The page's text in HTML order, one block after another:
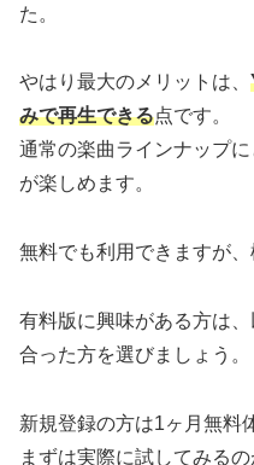
た。
やはり最大のメリットは、
みで再生できる点です。
通常の楽曲ラインナップ
が楽しめます。
無料でも利用できますが、
有料版に興味がある方は
合った方を選びましょう。
新規登録の方は1ヶ月無料
まずは実際に試してみるの